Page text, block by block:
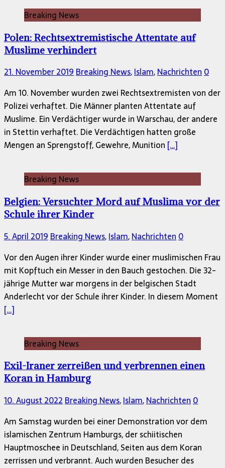
Breaking News
Polen: Rechtsextremistische Attentate auf
Muslime verhindert
21. November 2019Breaking News,Islam,Nachrichten0
Am 10. November wurden zwei Rechtsextremisten von der
Polizei verhaftet. Die Männer planten Attentate auf
Muslime. Ein Verdächtiger wurde in Warschau, der andere
in Stettin verhaftet. Die Verdächtigen hatten große
Mengen an Sprengstoff, Gewehre, Munition […]
Breaking News
Belgien: Versuchter Mord auf Muslima vor der
Schule ihrer Kinder
5. April 2019 Breaking News,Islam,Nachrichten 0
Vor den Augen ihrer Kinder wurde einer muslimischen Frau
mit Kopftuch ein Messer in den Bauch gestochen. Die 32-
jährige Mutter war morgens in der belgischen Stadt
Anderlecht vor der Schule ihrer Kinder. In diesem Moment
[…]
Breaking News
Exil-Iraner zerreißen und verbrennen einen
Koran in Hamburg
10. August 2022 Breaking News,Islam,Nachrichten 0
Am Samstag wurden bei einer Demonstration vor dem
islamischen Zentrum Hamburgs, der schiitischen
Hauptmoschee in Deutschland, Seiten aus dem Koran
zerrissen und verbrannt. Auch wurden Besucher des